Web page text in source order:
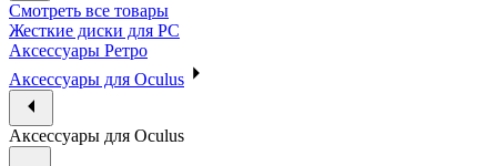
Смотреть все товары
Жесткие диски для PC
Аксессуары Ретро
Аксессуары для Oculus
Аксессуары для Oculus